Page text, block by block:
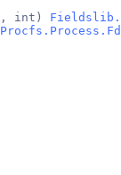
, int)